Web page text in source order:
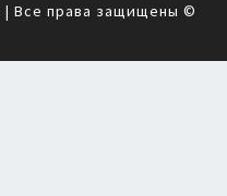
| Все права защищены ©